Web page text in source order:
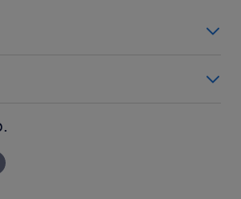
超厚待遇♪
円
ーカーです！ランスタッドのス
活躍中です！